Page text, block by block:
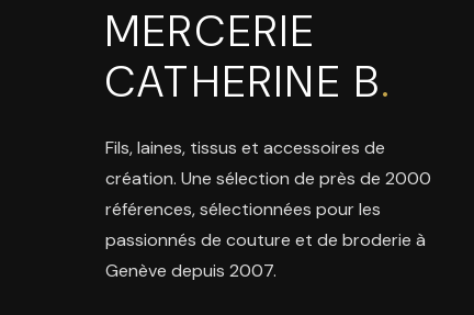
MERCERIE
CATHERINE B.
Fils, laines, tissus et accessoires de
création. Une sélection de près de 2000
références, sélectionnées pour les
passionnés de couture et de broderie à
Genève depuis 2007.